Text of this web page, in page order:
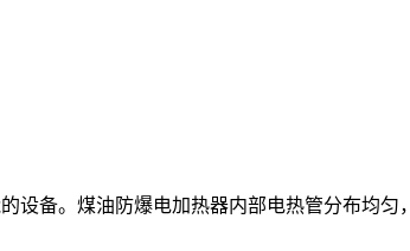
设备。煤油防爆电加热器内部电热管分布均